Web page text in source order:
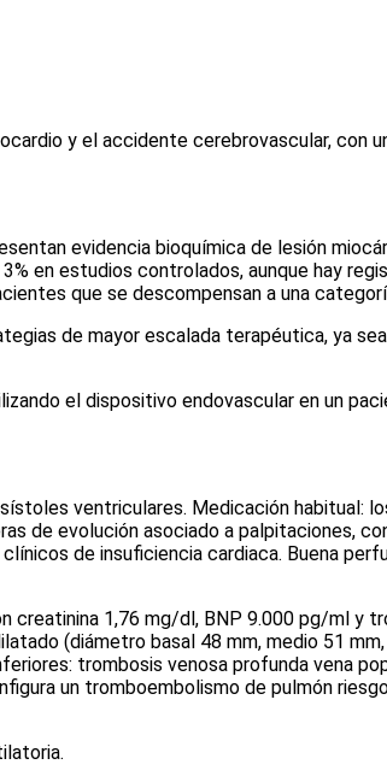
y el accidente cerebrovascular, con
evidencia bioquímica de lesión
en estudios controlados, aunque hay
que se descompensan a una
de mayor escalada terapéutica, ya
el dispositivo endovascular en un
ventriculares. Medicación habitual:
de evolución asociado a palpitaciones,
de insuficiencia cardiaca. Buena
1,76 mg/dl, BNP 9.000 pg/ml y
(diámetro basal 48 mm, medio 51
trombosis venosa profunda vena
un tromboembolismo de pulmón